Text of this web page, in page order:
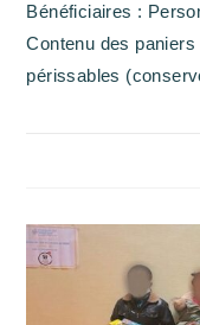
Bénéficiaires :
Contenu des
périssables